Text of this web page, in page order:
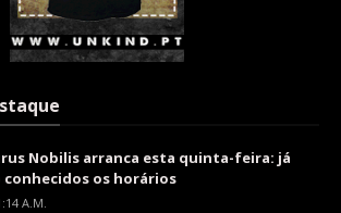
Nobilis arranca esta quinta-feira: já
conhecidos os horários
A.m.